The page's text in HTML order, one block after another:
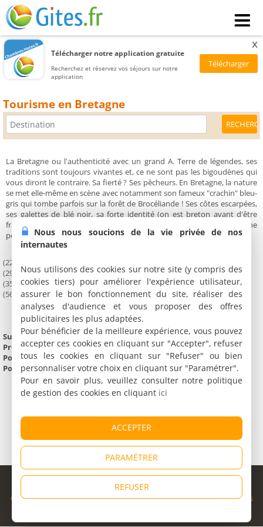
Télécharger notre application gratuite
Recherchez et réservez vos séjours sur notre
application
x
Tourisme en Bretagne
La Bretagne ou l'authenticité avec un grand A. Terre de légendes, ses
traditions sont toujours vivantes et, ce ne sont pas les bigoudènes qui
vous diront le contraire. Sa fierté ? Ses pêcheurs. En Bretagne, la nature
se met elle-même en scène avec notamment son fameux "crachin" bleu-
gris qui tombe parfois sur la forêt de Brocéliande ! Ses côtes escarpées,
ses galettes de blé noir, sa forte identité (on est breton avant d'être
français) font de cette terre du bout du monde une région qu'on ne
peut oublier.
(22) Côtes d'Armor
(29) Finistère
(35) Ille et Vilaine
(56) Morbihan
Superficie :28 087 km²
Préfecture :Rennes
Population :2 906 197 habitants
Point culminant :Roc'h Trédudon (387 m)
© Copyright 1998 - 2026
Cybevasion|Mentions légales|Confidentialité|CGU|Informations
Nous nous soucions de la vie privée de nos
internautes
Nous utilisons des cookies sur notre site (y compris des
cookies tiers) pour améliorer l'expérience utilisateur,
assurer le bon fonctionnement du site, réaliser des
analyses d'audience et vous proposer des offres
publicitaires les plus adaptées.
Pour bénéficier de la meilleure expérience, vous pouvez
accepter ces cookies en cliquant sur "Accepter", refuser
tous les cookies en cliquant sur "Refuser" ou bien
personnaliser votre choix en cliquant sur "Paramétrer".
Pour en savoir plus, veuillez consulter notre politique
de gestion des cookies en cliquant ici
ACCEPTER
PARAMÉTRER
REFUSER